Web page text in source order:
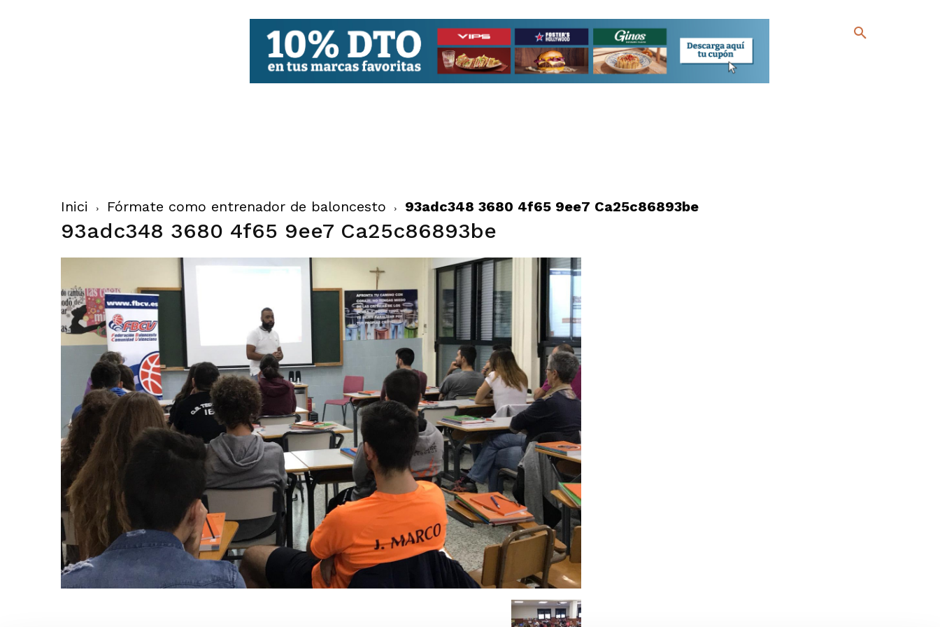
Inici Fórmate como entrenador de baloncesto 93adc348 3680 4f65 9ee7 Ca25c86893be
93adc348 3680 4f65 9ee7 Ca25c86893be